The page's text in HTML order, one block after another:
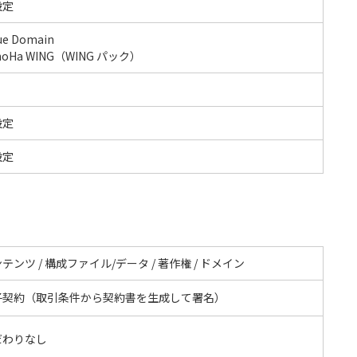
Domain
WING（WING パック）
ンツ / 構成ファイル/データ / 著作権 / ドメイン
約（取引条件から契約書を生成して署名）
りなし